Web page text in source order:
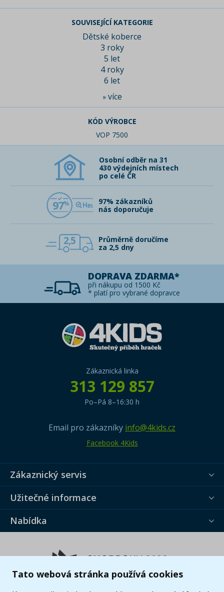
Tato webová stránka používá cookies
SOUVISEJÍCÍ KATEGORIE
Dětské koberce
3 roky
5 let
4 roky
6 let
» více
KÓD VÝROBCE
VOP 7500
Osobní odběr na 31
430 výdejních místech
po celé ČR
97
97% zákazníků
nás doporučuje
2,5
Průměrně doručíme
za 2,5 dny
DOPRAVA ZDARMA*
při nákupu od 1500 Kč
* platí pro vybrané dopravce
Zákaznická linka
313 129 857
Po–Pá 8–16:30 h
Email pro zákazníky info@4kids.cz
Facebook 4Kids
Zákaznický servis
Užitečné informace
Nabídka